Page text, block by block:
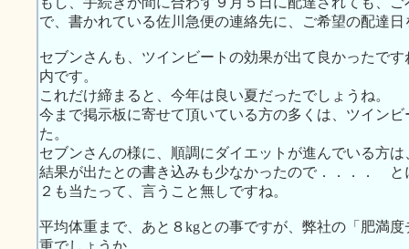
で、書かれている佐川急便の連絡先に、ご希望の配達
セブンさんも、ツインビートの効果が出て良かったで
内です。
これだけ締まると、今年は良い夏だったでしょうね。
今まで掲示板に寄せて頂いている方の多くは、ツイン
た。
セブンさんの様に、順調にダイエットが進んでいる方
結果が出たとの書き込みも少なかったので．．．． と
２も当たって、言うこと無しですね。
平均体重まで、あと８kgとの事ですが、弊社の「肥満
重でしょうか。